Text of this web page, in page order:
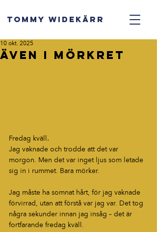
TOMMY WIDEKÄRR
Även i mörkret
10 okt. 2025
Fredag kväll .
Jag vaknade och trodde att det var
morgon. Men det var inget ljus som letade
sig in i rummet. Bara mörker.
Jag måste ha somnat hårt, för jag vaknade
förvirrad, utan att förstå var jag var. Det tog
några sekunder innan jag insåg – det är
fortfarande fredag kväll.